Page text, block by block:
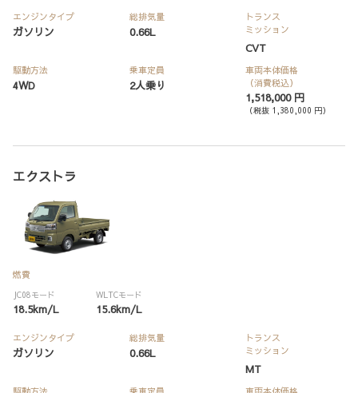
エンジンタイプ
ガソリン
総排気量
0.66L
トランス
ミッション
CVT
駆動方法
4WD
乗車定員
2人乗り
車両本体価格
（消費税込）
1,518,000 円
（税抜 1,380,000 円）
エクストラ
燃費
JC08モード
18.5km/L
WLTCモード
15.6km/L
エンジンタイプ
ガソリン
総排気量
0.66L
トランス
ミッション
MT